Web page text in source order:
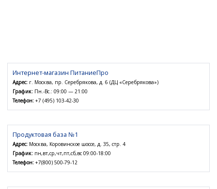
Интернет-магазин ПитаниеПро
Адрес: г. Москва, пр. Серебрякова, д. 6 (ДЦ «Серебрякова»)
График: Пн.-Вс.: 09:00 — 21:00
Телефон: +7 (495) 103-42-30
Продуктовая база №1
Адрес: Москва, Коровинское шоссе, д. 35, стр. 4
График: пн,вт,ср,чт,пт,сб,вс 09:00-18:00
Телефон: +7(800) 500-79-12